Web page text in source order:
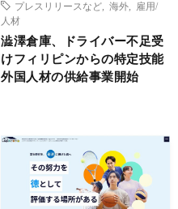
プレスリリースなど
海外
雇用/
人材
澁澤倉庫、ドライバー不足受
けフィリピンからの特定技能
外国人材の供給事業開始